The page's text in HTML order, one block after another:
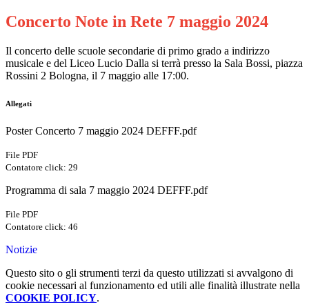
Concerto Note in Rete 7 maggio 2024
Il concerto delle scuole secondarie di primo grado a indirizzo
musicale e del Liceo Lucio Dalla si terrà presso la Sala Bossi, piazza
Rossini 2 Bologna, il 7 maggio alle 17:00.
Allegati
Poster Concerto 7 maggio 2024 DEFFF.pdf
File PDF
Contatore click: 29
Programma di sala 7 maggio 2024 DEFFF.pdf
File PDF
Contatore click: 46
Notizie
Questo sito o gli strumenti terzi da questo utilizzati si avvalgono di
cookie necessari al funzionamento ed utili alle finalità illustrate nella
COOKIE POLICY.